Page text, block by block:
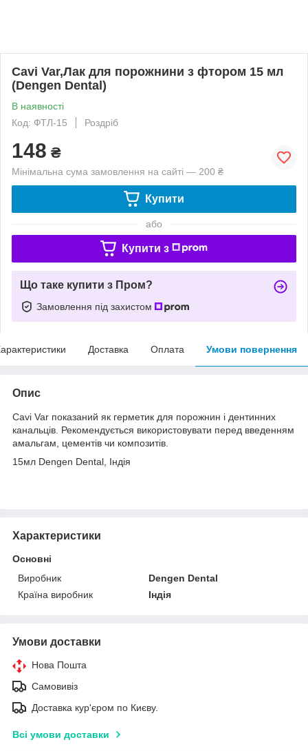
Cavi Var,Лак для порожнини з фтором 15 мл
(Dengen Dental)
В наявності
Код: ФТЛ-15
Роздріб
148 ₴
Мінімальна сума замовлення на сайті — 200 ₴
Купити
або
Купити з
Що таке купити з Пром?
Замовлення під захистом
Доставка Оплата Умови повернення
Опис
Cavi Var показаний як герметик для порожнин і дентинних
канальців. Рекомендується використовувати перед введенням
амальгам, цементів чи композитів.
15мл Dengen Dental, Індія
Характеристики
Основні
Виробник
Dengen Dental
Країна виробник
Індія
Умови доставки
Нова Пошта
Самовивіз
Доставка кур'єром по Києву.
Всі умови доставки